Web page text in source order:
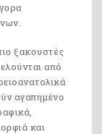
ξακουστές
από
αγαπημένο
και